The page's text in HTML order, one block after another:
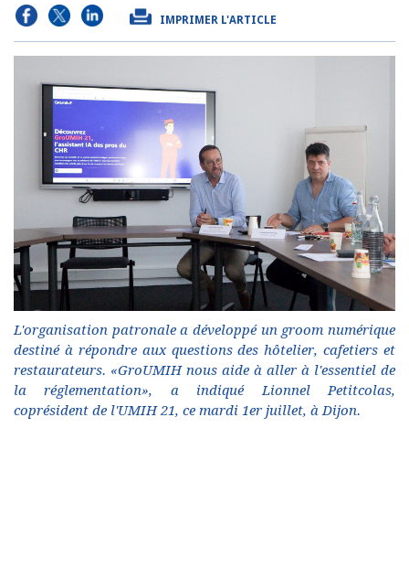
IMPRIMER L'ARTICLE
L'organisation patronale a développé un groom numérique
destiné à répondre aux questions des hôtelier, cafetiers et
restaurateurs. «GroUMIH nous aide à aller à l'essentiel de
la réglementation», a indiqué Lionnel Petitcolas,
coprésident de l'UMIH 21, ce mardi 1er juillet, à Dijon.